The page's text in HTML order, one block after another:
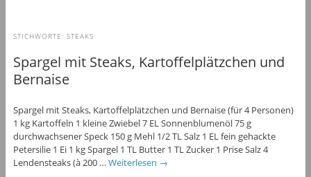
STICHWORTE: STEAKS
Spargel mit Steaks, Kartoffelplätzchen und
Bernaise
Spargel mit Steaks, Kartoffelplätzchen und Bernaise (für 4 Personen)
1 kg Kartoffeln 1 kleine Zwiebel 7 EL Sonnenblumenöl 75 g
durchwachsener Speck 150 g Mehl 1/2 TL Salz 1 EL fein gehackte
Petersilie 1 Ei 1 kg Spargel 1 TL Butter 1 TL Zucker 1 Prise Salz 4
Lendensteaks (à 200 … Weiterlesen →